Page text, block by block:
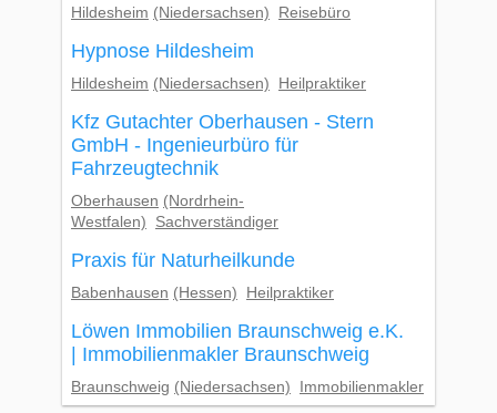
Hildesheim (Niedersachsen) Reisebüro
Hypnose Hildesheim
Hildesheim (Niedersachsen) Heilpraktiker
Kfz Gutachter Oberhausen - Stern
GmbH - Ingenieurbüro für
Fahrzeugtechnik
Oberhausen (Nordrhein-
Westfalen)
Sachverständiger
Praxis für Naturheilkunde
Babenhausen (Hessen) Heilpraktiker
Löwen Immobilien Braunschweig e.K.
| Immobilienmakler Braunschweig
Braunschweig (Niedersachsen) Immobilienmakler